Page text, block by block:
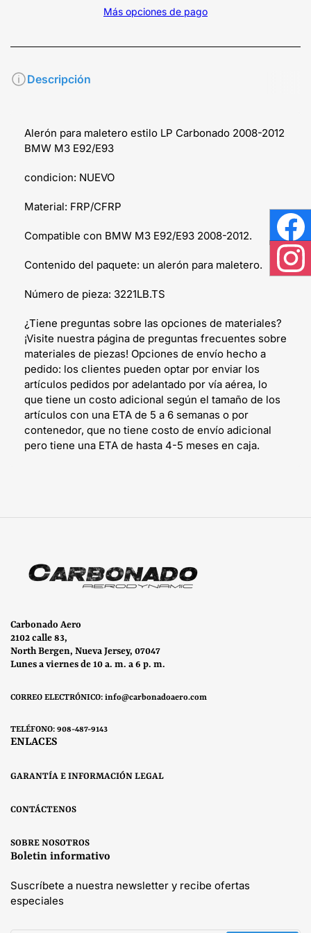
Más opciones de pago
Descripción
Alerón para maletero estilo LP Carbonado 2008-2012
BMW M3 E92/E93
condicion: NUEVO
Material: FRP/CFRP
Compatible con BMW M3 E92/E93 2008-2012.
Contenido del paquete: un alerón para maletero.
Número de pieza: 3221LB.TS
¿Tiene preguntas sobre las opciones de materiales?
¡Visite nuestra página de preguntas frecuentes sobre
materiales de piezas! Opciones de envío hecho a
pedido: los clientes pueden optar por enviar los
artículos pedidos por adelantado por vía aérea, lo
que tiene un costo adicional según el tamaño de los
artículos con una ETA de 5 a 6 semanas o por
contenedor, que no tiene costo de envío adicional
pero tiene una ETA de hasta 4-5 meses en caja.
Carbonado Aero
2102 calle 83,
North Bergen, Nueva Jersey, 07047
Lunes a viernes de 10 a. m. a 6 p. m.
CORREO ELECTRÓNICO: info@carbonadoaero.com
TELÉFONO: 908-487-9143
ENLACES
GARANTÍA E INFORMACIÓN LEGAL
CONTÁCTENOS
SOBRE NOSOTROS
Boletin informativo
Suscríbete a nuestra newsletter y recibe ofertas
especiales